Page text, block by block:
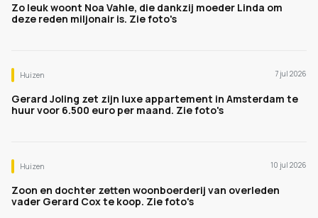
Zo leuk woont Noa Vahle, die dankzij moeder Linda om
deze reden miljonair is. Zie foto's
Huizen 7 jul 2026
Gerard Joling zet zijn luxe appartement in Amsterdam te
huur voor 6.500 euro per maand. Zie foto's
Huizen 10 jul 2026
Zoon en dochter zetten woonboerderij van overleden
vader Gerard Cox te koop. Zie foto's